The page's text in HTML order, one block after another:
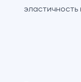
эластичность